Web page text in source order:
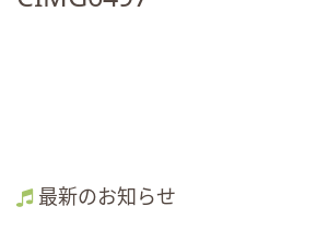
最新のお知らせ